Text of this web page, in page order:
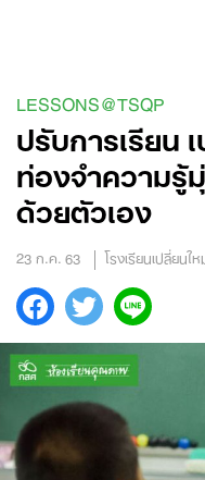
LESSONS@TSQP
ปรับการเรียน
ท่องจำความ
ด้วยตัวเอง
23 ก.ค. 63 โรงเรียนเปลี่ยนใ